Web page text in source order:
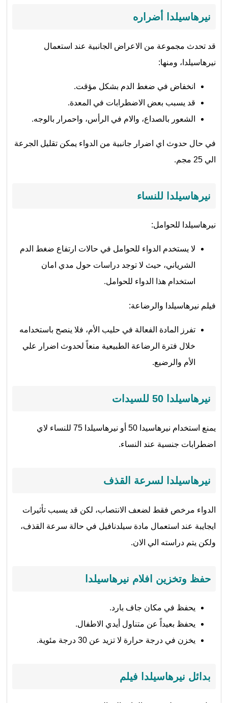
نيرهاسيلدا أضراره
قد تحدث مجموعة من الاعراض الجانبية عند استعمال
نيرهاسيلدا، ومنها:
انخفاض في ضغط الدم بشكل مؤقت.
قد يسبب بعض الاضطرابات في المعدة.
الشعور بالصداع، والام في الرأس، واحمرار بالوجه.
في حال حدوث اي اضرار جانبية من الدواء يمكن تقليل الجرعة
الي 25 مجم.
نيرهاسيلدا للنساء
نيرهاسيلدا للحوامل:
لا يستخدم الدواء للحوامل في حالات ارتفاع ضغط الدم
الشرياني، حيث لا توجد دراسات حول مدي امان
استخدام هذا الدواء للحوامل.
فيلم نيرهاسيلدا والرضاعة:
تفرز المادة الفعالة في حليب الأم، فلا ينصح باستخدامه
خلال فترة الرضاعة الطبيعية منعاً لحدوث اضرار علي
الأم والرضيع.
نيرهاسيلدا 50 للسيدات
يمنع استخدام نيرهاسيدا 50 أو نيرهاسيلدا 75 للنساء لاي
اضطرابات جنسية عند النساء.
نيرهاسيلدا لسرعة القذف
الدواء مرخص فقط لضعف الانتصاب، لكن قد يسبب تأثيرات
ايجايبة عند استعمال مادة سيلدنافيل في حالة سرعة القذف،
ولكن يتم دراسته الي الان.
حفظ وتخزين افلام نيرهاسيلدا
يحفظ في مكان جاف بارد.
يحفظ بعيداً عن متناول أيدي الاطفال.
يخزن في درجة حرارة لا تزيد عن 30 درجة مئوية.
بدائل نيرهاسيلدا فيلم